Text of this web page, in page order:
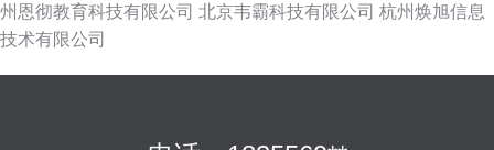
州恩彻教育科技有限公司 北京韦霸科技有限公司 杭州焕旭信息
技术有限公司